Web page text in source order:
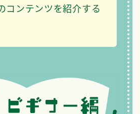
コンテンツを紹介する